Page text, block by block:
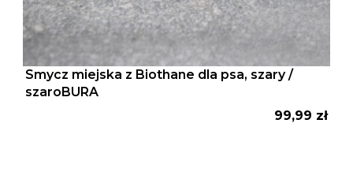
Smycz miejska z Biothane dla psa, szary /
szaroBURA
Cena
99,99 zł